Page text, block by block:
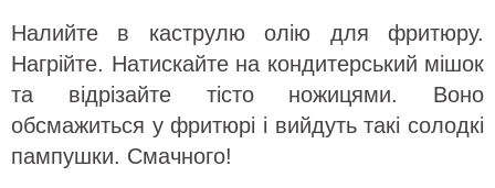
Налийте в каструлю олію для фритюру.
Нагрійте. Натискайте на кондитерський мішок
та відрізайте тісто ножицями. Воно
обсмажиться у фритюрі і вийдуть такі солодкі
пампушки. Смачного!